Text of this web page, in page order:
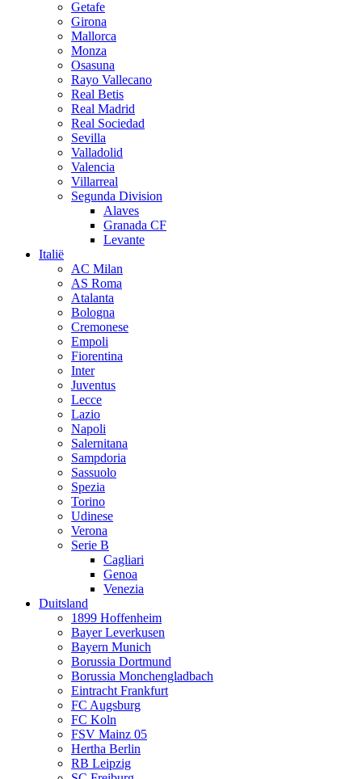
Getafe
Girona
Mallorca
Monza
Osasuna
Rayo Vallecano
Real Betis
Real Madrid
Real Sociedad
Sevilla
Valladolid
Valencia
Villarreal
Segunda Division
Alaves
Granada CF
Levante
Italië
AC Milan
AS Roma
Atalanta
Bologna
Cremonese
Empoli
Fiorentina
Inter
Juventus
Lecce
Lazio
Napoli
Salernitana
Sampdoria
Sassuolo
Spezia
Torino
Udinese
Verona
Serie B
Cagliari
Genoa
Venezia
Duitsland
1899 Hoffenheim
Bayer Leverkusen
Bayern Munich
Borussia Dortmund
Borussia Monchengladbach
Eintracht Frankfurt
FC Augsburg
FC Koln
FSV Mainz 05
Hertha Berlin
RB Leipzig